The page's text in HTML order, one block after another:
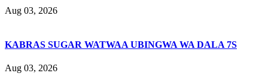
Aug 03, 2026
KABRAS SUGAR WATWAA UBINGWA WA DALA 7S
Aug 03, 2026